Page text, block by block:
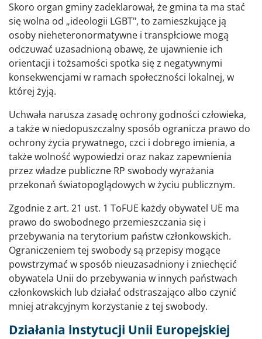
Skoro organ gminy zadeklarował, że gmina ta ma stać
się wolna od „ideologii LGBT", to zamieszkujące ją
osoby nieheteronormatywne i transpłciowe mogą
odczuwać uzasadnioną obawę, że ujawnienie ich
orientacji i tożsamości spotka się z negatywnymi
konsekwencjami w ramach społeczności lokalnej, w
której żyją.
Uchwała narusza zasadę ochrony godności człowieka,
a także w niedopuszczalny sposób ogranicza prawo do
ochrony życia prywatnego, czci i dobrego imienia, a
także wolność wypowiedzi oraz nakaz zapewnienia
przez władze publiczne RP swobody wyrażania
przekonań światopoglądowych w życiu publicznym.
Zgodnie z art. 21 ust. 1 ToFUE każdy obywatel UE ma
prawo do swobodnego przemieszczania się i
przebywania na terytorium państw członkowskich.
Ograniczeniem tej swobody są przepisy mogące
powstrzymać w sposób nieuzasadniony i zniechęcić
obywatela Unii do przebywania w innych państwach
członkowskich lub działać odstraszająco albo czynić
mniej atrakcyjnym korzystanie z tej swobody.
Działania instytucji Unii Europejskiej